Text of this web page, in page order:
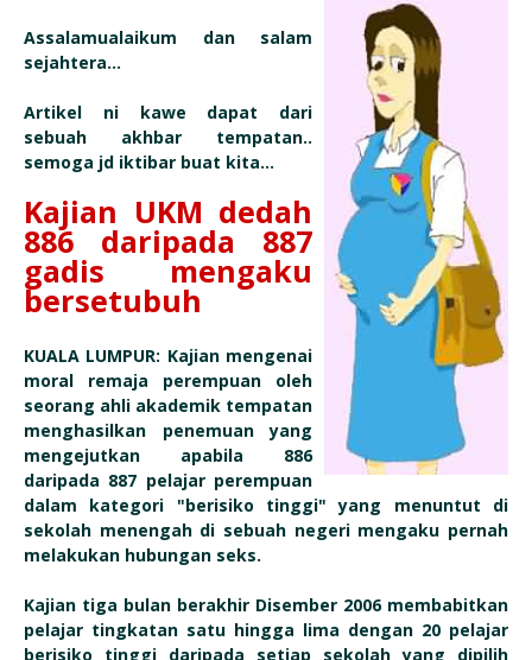
Assalamualaikum dan salam
sejahtera...
Artikel ni kawe dapat dari
sebuah akhbar tempatan..
semoga jd iktibar buat kita...
Kajian UKM dedah
886 daripada 887
gadis mengaku
bersetubuh
KUALA LUMPUR: Kajian mengenai
moral remaja perempuan oleh
seorang ahli akademik tempatan
menghasilkan penemuan yang
mengejutkan apabila 886
daripada 887 pelajar perempuan
dalam kategori "berisiko tinggi" yang menuntut di
sekolah menengah di sebuah negeri mengaku pernah
melakukan hubungan seks.
Kajian tiga bulan berakhir Disember 2006 membabitkan
pelajar tingkatan satu hingga lima dengan 20 pelajar
berisiko tinggi daripada setiap sekolah yang dipilih